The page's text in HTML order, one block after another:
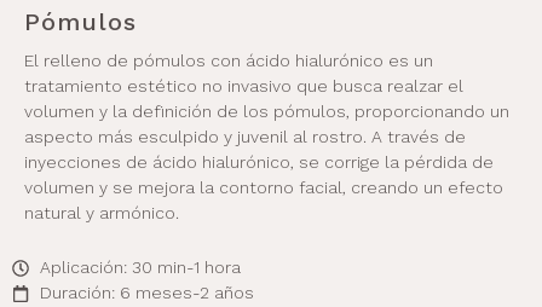
Pómulos
El relleno de pómulos con ácido hialurónico es un
tratamiento estético no invasivo que busca realzar el
volumen y la definición de los pómulos, proporcionando un
aspecto más esculpido y juvenil al rostro. A través de
inyecciones de ácido hialurónico, se corrige la pérdida de
volumen y se mejora la contorno facial, creando un efecto
natural y armónico.
Aplicación: 30 min-1 hora
Duración: 6 meses-2 años